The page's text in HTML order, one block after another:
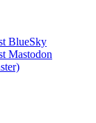
BlueSky
Mastodon